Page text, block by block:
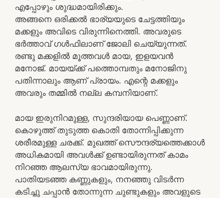
എപ്പോഴും ശുദ്ധമായിരിക്കും.
അങ്ങനെ ഒരിക്കല്‍ ഭാര്യയുടെ ചേട്ടത്തിയും
മക്കളും അവിടെ വിരുന്നിനെത്തി. അവരുടെ
ഭര്‍ത്താവ് ഗള്‍ഫിലാണ് ജോലി ചെയ്യുന്നത്.
രണ്ടു മക്കളില്‍ മൂത്തവള്‍ മായ, ഇളയവന്‍
മനോജ്‌. മായയ്ക്ക് പത്തൊമ്പതും മനോജിനു
പതിന്നാലും ആണ് പ്രായം. എന്റെ മക്കളും
അവരും തമ്മില്‍ നല്ല കമ്പനിയാണ്.
മായ ഇരുനിറമുള്ള, സുന്ദരിയായ പെണ്ണാണ്‌.
കൊഴുത്ത് തുടുത്ത കൊതി തോന്നിപ്പിക്കുന്ന
ശരീരമുള്ള ചരക്ക്. മുഖത്ത് സൌന്ദര്യത്തെക്കാള്‍
അധികമായി അവള്‍ക്ക് ഉണ്ടായിരുന്നത് കാമം
നിറഞ്ഞ ആലസ്യ ഭാവമായിരുന്നു.
പാതിയടഞ്ഞ കണ്ണുകളും, നനഞ്ഞു വിടര്‍ന്ന
കടിച്ചു ചപ്പാന്‍ തോന്നുന്ന ചുണ്ടുകളും അവളുടെ